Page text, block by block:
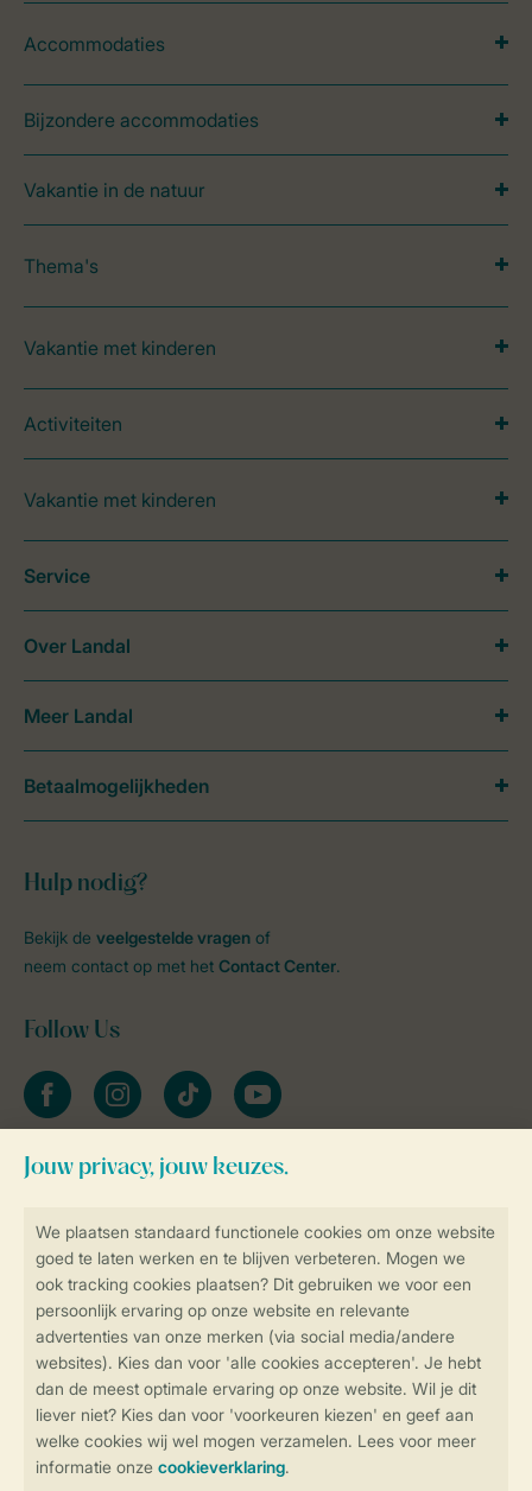
Controle over jouw gegevens &
Veilig en snel online boeken
Veilige gegevensoverdracht
Veilige betaling
Accommodaties
Bijzondere accommodaties
Vakantie in de natuur
Thema's
Vakantie met kinderen
Activiteiten
Vakantie met kinderen
Hulp nodig?
Bekijk de veelgestelde vragen of
neem contact op met het Contact Center.
Follow Us
facebookinstagramtiktok youtube
Blijf op de hoogte
Service
Over Landal
Meer Landal
Betaalmogelijkheden